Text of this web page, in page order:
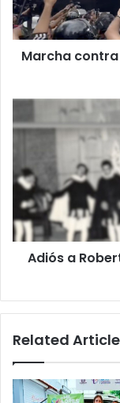
la
tercera
edición
Marcha
a
Servín,
fundador
de
Cómicos
de
la
Legua
Adiós a
Related